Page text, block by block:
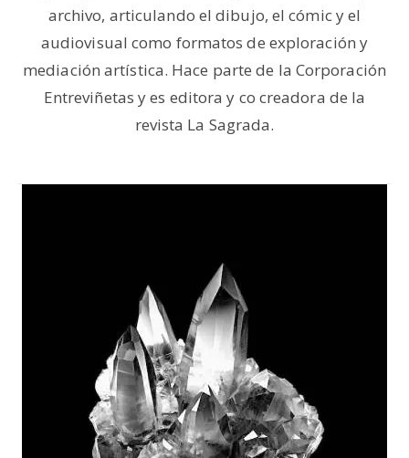
archivo, articulando el dibujo, el cómic y el
audiovisual como formatos de exploración y
mediación artística. Hace parte de la Corporación
Entreviñetas y es editora y co creadora de la
revista La Sagrada.